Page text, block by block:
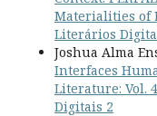
Materialities of
Literários
Joshua Alma
Interfaces
Literature: Vol.
Digitais 2